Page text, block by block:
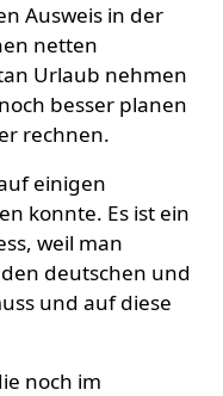
Ausweis in der
netten
Urlaub nehmen
besser planen
rechnen.
einigen
konnte. Es ist ein
weil man
deutschen und
und auf diese
noch im